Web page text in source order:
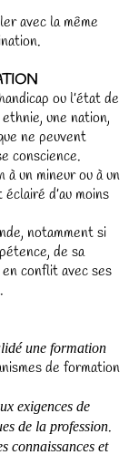
avec la même
ou l’état de
une nation,
ne peuvent
conscience.
à un mineur ou à un
d’au moins
notamment si
de sa
conflit avec ses
une formation
de formation
exigences de
de la profession.
connaissances et